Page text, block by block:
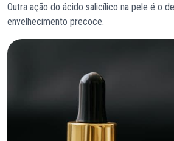
Outra ação do ácido salicílico na pele é o
envelhecimento precoce.